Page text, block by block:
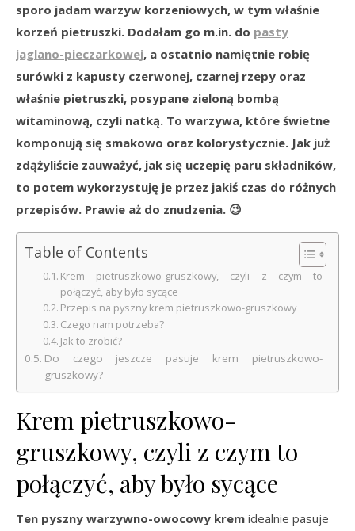
sporo jadam warzyw korzeniowych, w tym właśnie
korzeń pietruszki. Dodałam go m.in. do pasty
jaglano-pieczarkowej, a ostatnio namiętnie robię
surówki z kapusty czerwonej, czarnej rzepy oraz
właśnie pietruszki, posypane zieloną bombą
witaminową, czyli natką. To warzywa, które świetne
komponują się smakowo oraz kolorystycznie. Jak już
zdążyliście zauważyć, jak się uczepię paru składników,
to potem wykorzystuję je przez jakiś czas do różnych
przepisów. Prawie aż do znudzenia. 😉
Table of Contents
Krem pietruszkowo-gruszkowy, czyli z czym to
połączyć, aby było sycące
Przepis na pyszny krem pietruszkowo-gruszkowy
Czego nam potrzeba?
Jak to zrobić?
Do czego jeszcze pasuje krem pietruszkowo-
gruszkowy?
Krem pietruszkowo-
gruszkowy, czyli z czym to
połączyć, aby było sycące
Ten pyszny warzywno-owocowy krem idealnie pasuje